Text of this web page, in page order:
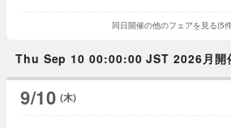
同日開催の他のフェアを見る(5
Thu Sep 10 00:00:00 JST 2026月開
9/10 (木)